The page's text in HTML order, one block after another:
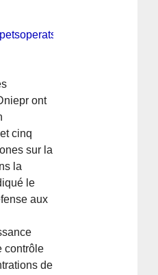
ont
cinq
sur la
la
le
aux
contrôle
de